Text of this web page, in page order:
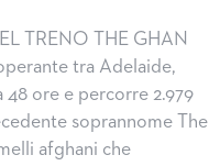
TRENO THE GHAN
tra Adelaide,
ore e percorre 2.979
soprannome The
afghani che